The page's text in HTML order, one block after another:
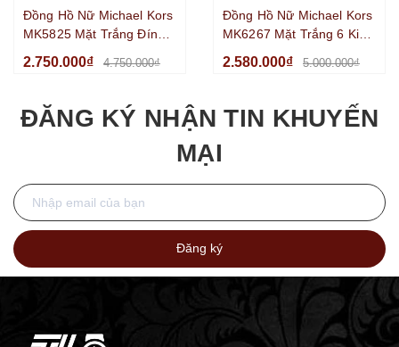
Đồng Hồ Nữ Michael Kors
MK5825 Mặt Trắng Đính
Kim Loại Silver Size
2.750.000₫ 4.750.000₫
Đồng Hồ Nữ Michael Kors
MK6267 Mặt Trắng 6 Kim
Vàng Size 36mm
2.580.000₫ 5.000.000₫
ĐĂNG KÝ NHẬN TIN KHUYẾN
MẠI
Đăng ký